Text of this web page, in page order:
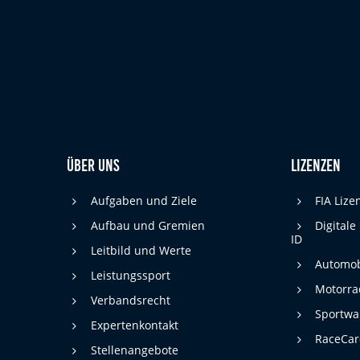
Über uns
Aufgaben und Ziele
Aufbau und Gremien
Leitbild und Werte
Leistungssport
Verbandsrecht
Expertenkontakt
Stellenangebote
Lizenzen
FIA
Digitale
ID
Statistiken
Cookies, die der Sammlung von Informationen und Erstellung von
Berichten über die Website-Nutzungsstatistik dienen, ohne dass
einzelne Besucher persönlich identifiziert werden können.
Google Analytics
_gat, _ga, _gid
Diese Cookies dienen zur Erhebung von